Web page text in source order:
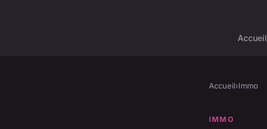
Accueil
Accueil›Immo
IMMO